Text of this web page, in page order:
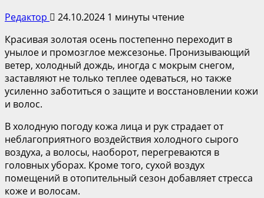
Редактор 24.10.2024 1 минуты чтение
Красивая золотая осень постепенно переходит в
унылое и промозглое межсезонье. Пронизывающий
ветер, холодный дождь, иногда с мокрым снегом,
заставляют не только теплее одеваться, но также
усиленно заботиться о защите и восстановлении кожи
и волос.
В холодную погоду кожа лица и рук страдает от
неблагоприятного воздействия холодного сырого
воздуха, а волосы, наоборот, перегреваются в
головных уборах. Кроме того, сухой воздух
помещений в отопительный сезон добавляет стресса
коже и волосам.